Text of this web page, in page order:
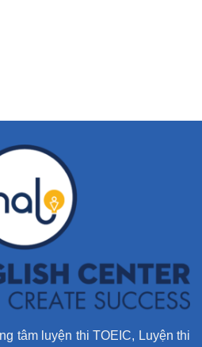
tâm luyện thi TOEIC, Luyện thi